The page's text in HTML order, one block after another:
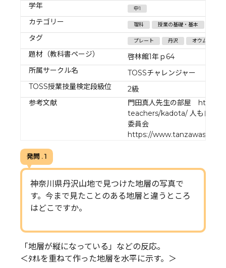
学年 中1
カテゴリー 理科 授業の基礎・基本
タグ プレート 丹沢 オウムガイ
題材（教科書ページ）
啓林館1年ｐ64
所属サークル名
TOSSチャレンジャー
TOSS授業技量検定段級位
2級
参考文献
門田真人先生の部屋 http://
teachers/kadota/ 人も自然も
委員会
https://
発問 . 1
神奈川県丹沢山地で見つけた地層の写真で
す。今まで見たことのある地層と違うところ
はどこですか。
「地層が縦になっている」などの反応。
＜ﾀｵﾙを重ねて作った地層を水平に示す。＞